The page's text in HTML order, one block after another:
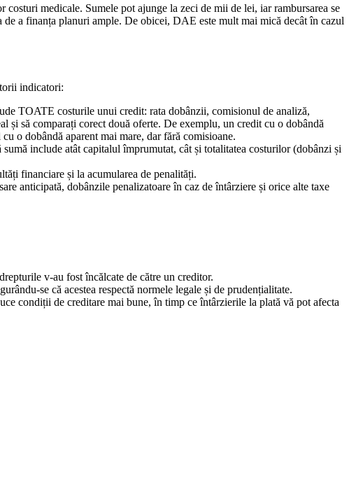
medicale. Sumele pot ajunge la zeci de mii de lei, iar rambursarea se
a finanța planuri ample. De obicei, DAE este mult mai mică decât în cazul
indicatori:
TOATE costurile unui credit: rata dobânzii, comisionul de analiză,
să comparați corect două oferte. De exemplu, un credit cu o dobândă
o dobândă aparent mai mare, dar fără comisioane.
include atât capitalul împrumutat, cât și totalitatea costurilor (dobânzi și
financiare și la acumularea de penalități.
anticipată, dobânzile penalizatoare în caz de întârziere și orice alte taxe
v-au fost încălcate de către un creditor.
se că acestea respectă normele legale și de prudențialitate.
condiții de creditare mai bune, în timp ce întârzierile la plată vă pot afecta